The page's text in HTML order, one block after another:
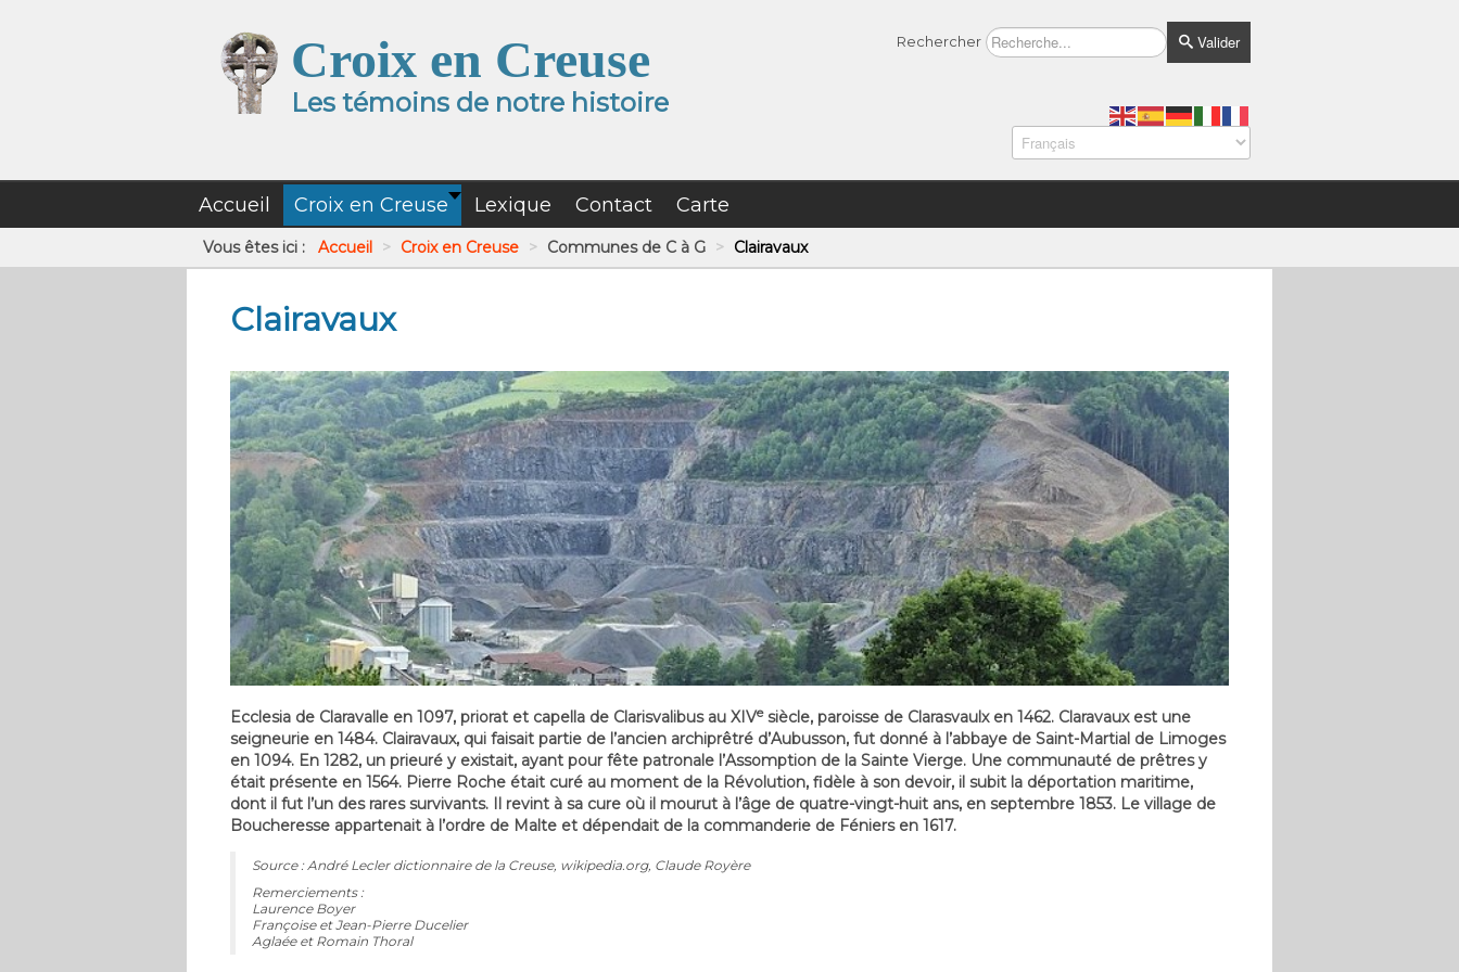
Croix en Creuse
Les témoins de notre histoire
Rechercher Valider
Accueil Croix en Creuse Lexique Contact Carte
Vous êtes ici : Accueil > Croix en Creuse > Communes de C à G > Clairavaux
Clairavaux
Ecclesia de Claravalle en 1097, priorat et capella de Clarisvalibus au XIVesiècle, paroisse de Clarasvaulx en 1462. Claravaux est une
seigneurie en 1484. Clairavaux, qui faisait partie de l’ancien archiprêtré d’Aubusson, fut donné à l’abbaye de Saint-Martial de Limoges
en 1094. En 1282, un prieuré y existait, ayant pour fête patronale l’Assomption de la Sainte Vierge. Une communauté de prêtres y
était présente en 1564. Pierre Roche était curé au moment de la Révolution, fidèle à son devoir, il subit la déportation maritime,
dont il fut l’un des rares survivants. Il revint à sa cure où il mourut à l’âge de quatre-vingt-huit ans, en septembre 1853. Le village de
Boucheresse appartenait à l’ordre de Malte et dépendait de la commanderie de Féniers en 1617.
Source : André Lecler dictionnaire de la Creuse, wikipedia.org, Claude Royère
Remerciements :
Laurence Boyer
Françoise et Jean-Pierre Ducelier
Aglaée et Romain Thoral